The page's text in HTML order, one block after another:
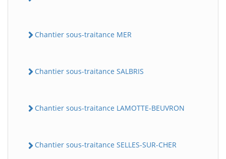
Chantier sous-traitance MER
Chantier sous-traitance SALBRIS
Chantier sous-traitance LAMOTTE-BEUVRON
Chantier sous-traitance SELLES-SUR-CHER